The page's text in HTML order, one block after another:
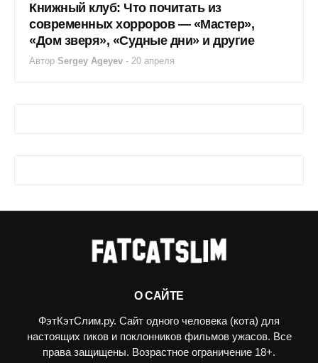
Книжный клуб: Что почитать из
современных хорроров — «Мастер»,
«Дом зверя», «Судные дни» и другие
Автор Sergey Ageyev - 20 апреля
О САЙТЕ
ФэтКэтСлим.ру. Сайт одного человека (кота) для
настоящих гиков и поклонников фильмов ужасов. Все
права защищены. Возрастное ограничение 18+.